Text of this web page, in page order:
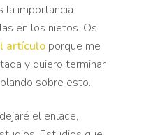
la importancia
en los nietos. Os
artículo porque me
y quiero terminar
sobre esto.
el enlace,